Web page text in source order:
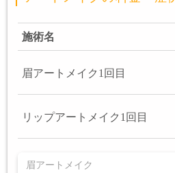
施術名
眉アートメイク1回目
リップアートメイク1回目
眉アートメイク